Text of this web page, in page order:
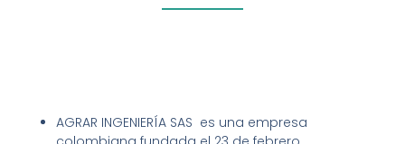
AGRAR INGENIERÍA SAS es una empresa